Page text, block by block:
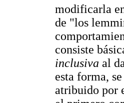
modificarla
de "los
consiste
inclusiva al
esta forma,
atribuido por